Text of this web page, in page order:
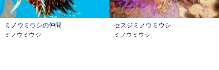
ミノウミウシの仲間
ミノウミウシ
セスジミノウミウシ
ミノウミウシ